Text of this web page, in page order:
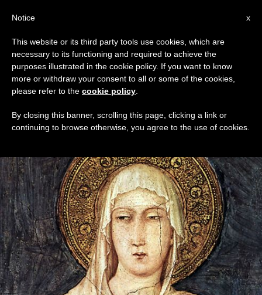
GIORNO
Febbraio 29th, 2016
ULTIME NOTIZIE
x
Notice
This website or its third party tools use cookies, which are
necessary to its functioning and required to achieve the
purposes illustrated in the cookie policy. If you want to know
more or withdraw your consent to all or some of the cookies,
please refer to the cookie policy
By closing this banner, scrolling this page, clicking a link or
continuing to browse otherwise, you agree to the use of cookies.